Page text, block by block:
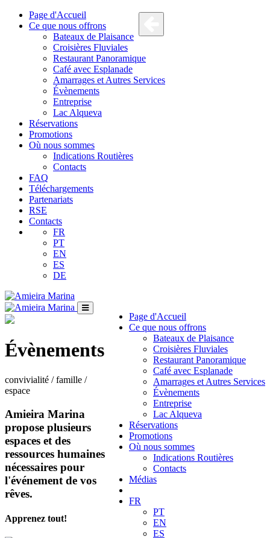
Page d'Accueil
Ce que nous offrons
Bateaux de Plaisance
Croisières Fluviales
Restaurant Panoramique
Café avec Esplanade
Amarrages et Autres Services
Évènements
Entreprise
Lac Alqueva
Réservations
Promotions
Où nous sommes
Indications Routières
Contacts
FAQ
Téléchargements
Partenariats
RSE
Contacts
FR
PT
EN
ES
DE
Page d'Accueil
Ce que nous offrons
Bateaux de Plaisance
Croisières Fluviales
Restaurant Panoramique
Café avec Esplanade
Amarrages et Autres Services
Évènements
Entreprise
Lac Alqueva
Réservations
Promotions
Où nous sommes
Indications Routières
Contacts
Médias
FR
PT
EN
ES
Évènements
convivialité / famille /
espace
Amieira Marina
propose plusieurs
espaces et des
ressources humaines
nécessaires pour
l'événement de vos
rêves.
Apprenez tout!